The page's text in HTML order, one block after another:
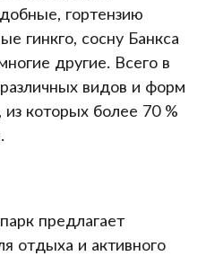
гортензию
гинкго, сосну Банкса
другие. Всего в
видов и форм
из которых более 70 %
предлагает
отдыха и активного